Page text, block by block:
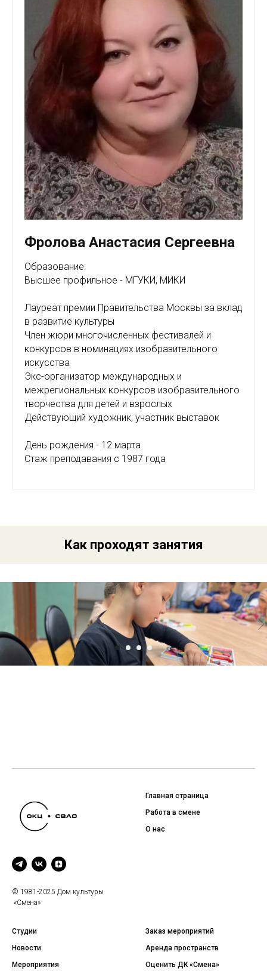
Фролова Анастасия Сергеевна
Образование:
Высшее профильное - МГУКИ, МИКИ
Лауреат премии Правительства Москвы за вклад
в развитие культуры
Член жюри многочисленных фестивалей и
конкурсов в номинациях изобразительного
искусства
Экс-организатор международных и
межрегиональных конкурсов изобразительного
творчества для детей и взрослых
Действующий художник, участник выставок
День рождения - 12 марта
Стаж преподавания с 1987 года
Как проходят занятия
© 1981-2025 Дом культуры
«Смена»
Главная страница
Работа в смене
О нас
Студии
Новости
Мероприятия
Заказ мероприятий
Аренда пространств
Оценить ДК «Смена»